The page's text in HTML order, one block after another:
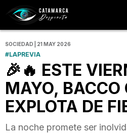
SOCIEDAD | 21 MAY 2026
#LAPREVIA
🎉🔥 ESTE
MAYO, BACCO
EXPLOTA DE
La noche promete ser